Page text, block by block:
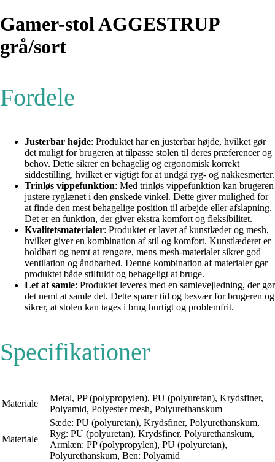
Gamer-stol AGGESTRUP
grå/sort
Fordele
Justerbar højde: Produktet har en justerbar højde, hvilket gør
det muligt for brugeren at tilpasse stolen til deres præferencer og
behov. Dette sikrer en behagelig og ergonomisk korrekt
siddestilling, hvilket er vigtigt for at undgå ryg- og nakkesmerter.
Trinløs vippefunktion: Med trinløs vippefunktion kan brugeren
justere ryglænet i den ønskede vinkel. Dette giver mulighed for
at finde den mest behagelige position til arbejde eller afslapning.
Det er en funktion, der giver ekstra komfort og fleksibilitet.
Kvalitetsmaterialer: Produktet er lavet af kunstlæder og mesh,
hvilket giver en kombination af stil og komfort. Kunstlæderet er
holdbart og nemt at rengøre, mens mesh-materialet sikrer god
ventilation og åndbarhed. Denne kombination af materialer gør
produktet både stilfuldt og behageligt at bruge.
Let at samle: Produktet leveres med en samlevejledning, der gør
det nemt at samle det. Dette sparer tid og besvær for brugeren og
sikrer, at stolen kan tages i brug hurtigt og problemfrit.
Specifikationer
Materiale
Metal, PP (polypropylen), PU (polyuretan), Krydsfiner,
Polyamid, Polyester mesh, Polyurethanskum
Materiale
Sæde: PU (polyuretan), Krydsfiner, Polyurethanskum,
Ryg: PU (polyuretan), Krydsfiner, Polyurethanskum,
Armlæn: PP (polypropylen), PU (polyuretan),
Polyurethanskum, Ben: Polyamid